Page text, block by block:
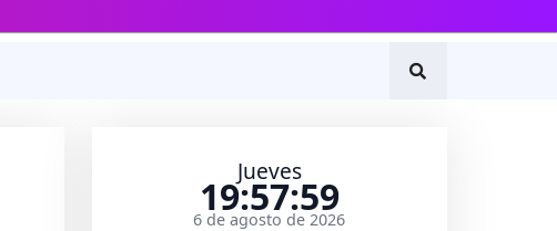
Jueves
19:58:00
6 de agosto de 2026